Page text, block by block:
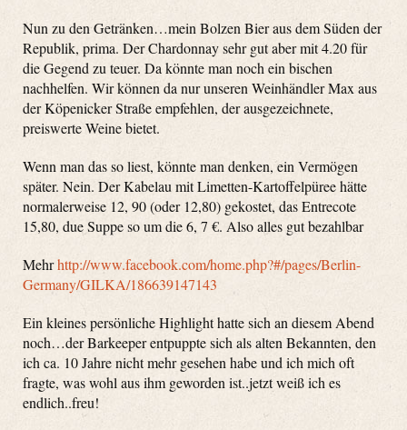
Nun zu den Getränken…mein Bolzen Bier aus dem Süden der
Republik, prima. Der Chardonnay sehr gut aber mit 4.20 für
die Gegend zu teuer. Da könnte man noch ein bischen
nachhelfen. Wir können da nur unseren Weinhändler Max aus
der Köpenicker Straße empfehlen, der ausgezeichnete,
preiswerte Weine bietet.
Wenn man das so liest, könnte man denken, ein Vermögen
später. Nein. Der Kabelau mit Limetten-Kartoffelpüree hätte
normalerweise 12, 90 (oder 12,80) gekostet, das Entrecote
15,80, due Suppe so um die 6, 7 €. Also alles gut bezahlbar
Mehrhttp://www.facebook.com/home.php?#/pages/Berlin-
Germany/GILKA/186639147143
Ein kleines persönliche Highlight hatte sich an diesem Abend
noch…der Barkeeper entpuppte sich als alten Bekannten, den
ich ca. 10 Jahre nicht mehr gesehen habe und ich mich oft
fragte, was wohl aus ihm geworden ist..jetzt weiß ich es
endlich..freu!